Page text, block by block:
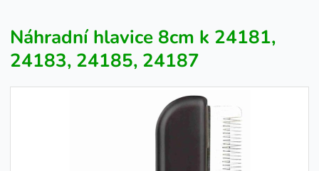
Náhradní hlavice 8cm k 24181,
24183, 24185, 24187